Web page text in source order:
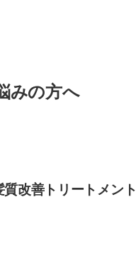
みの方へ
改善トリートメント